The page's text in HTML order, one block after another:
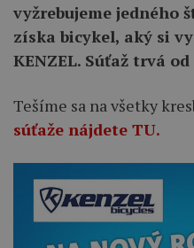
vyžrebujeme jedného
získa bicykel, aký si
KENZEL. Súťaž trvá od
Tešíme sa na všetky
súťaže nájdete TU.